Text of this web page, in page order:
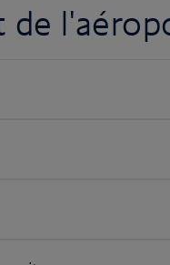
de